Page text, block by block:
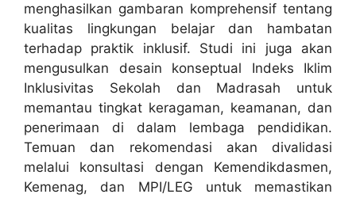
menghasilkan gambaran komprehensif tentang
kualitas lingkungan belajar dan hambatan
terhadap praktik inklusif. Studi ini juga akan
mengusulkan desain konseptual Indeks Iklim
Inklusivitas Sekolah dan Madrasah untuk
memantau tingkat keragaman, keamanan, dan
penerimaan di dalam lembaga pendidikan.
Temuan dan rekomendasi akan divalidasi
melalui konsultasi dengan Kemendikdasmen,
Kemenag, dan MPI/LEG untuk memastikan